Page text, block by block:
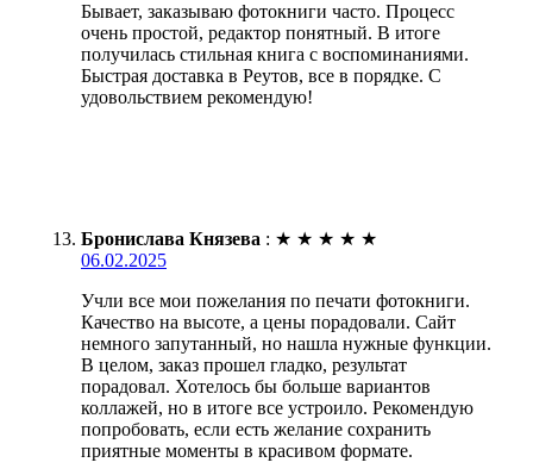
Бывает, заказываю фотокниги часто. Процесс
очень простой, редактор понятный. В итоге
получилась стильная книга с воспоминаниями.
Быстрая доставка в Реутов, все в порядке. С
удовольствием рекомендую!
Бронислава Князева : ★ ★ ★ ★ ★
06.02.2025
Учли все мои пожелания по печати фотокниги.
Качество на высоте, а цены порадовали. Сайт
немного запутанный, но нашла нужные функции.
В целом, заказ прошел гладко, результат
порадовал. Хотелось бы больше вариантов
коллажей, но в итоге все устроило. Рекомендую
попробовать, если есть желание сохранить
приятные моменты в красивом формате.